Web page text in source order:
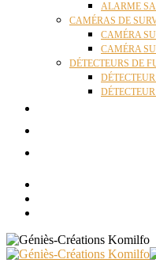
ALARME
CAMÉRAS DE
CAMÉRA
CAMÉRA
DÉTECTEURS DE